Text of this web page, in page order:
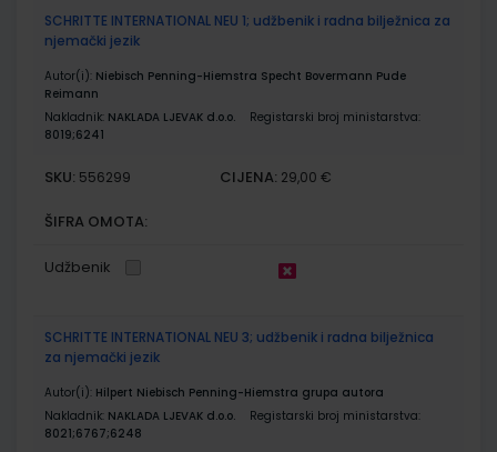
SCHRITTE INTERNATIONAL NEU 1; udžbenik i radna bilježnica za
njemački jezik
Autor(i): Niebisch Penning-Hiemstra Specht Bovermann Pude
Reimann
Nakladnik: NAKLADA LJEVAK d.o.o.
Registarski broj ministarstva:
8019;6241
SKU: 556299 CIJENA: 29,00 €
ŠIFRA OMOTA:
Udžbenik
SCHRITTE INTERNATIONAL NEU 3; udžbenik i radna bilježnica
za njemački jezik
Autor(i): Hilpert Niebisch Penning-Hiemstra grupa autora
Nakladnik: NAKLADA LJEVAK d.o.o.
Registarski broj ministarstva:
8021;6767;6248